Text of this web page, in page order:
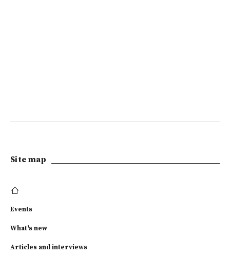
Site map
Events
What's new
Articles and interviews